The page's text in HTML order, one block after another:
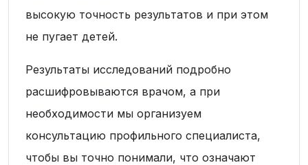
высокую точность результатов и при этом
не пугает детей.
Результаты исследований подробно
расшифровываются врачом, а при
необходимости мы организуем
консультацию профильного специалиста,
чтобы вы точно понимали, что означают